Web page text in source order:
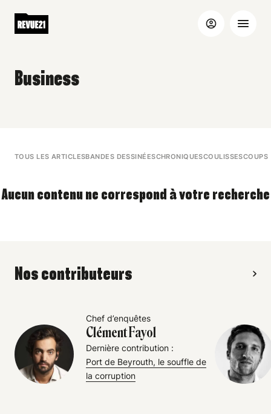
Business
TOUS LES ARTICLESBANDES DESSINÉESCHRONIQUESCOULISSESCOUPS
Aucun contenu ne correspond à votre recherche
Nos contributeurs
Chef d’enquêtes
Clément Fayol
Dernière contribution :
Port de Beyrouth, le souffle de
la corruption